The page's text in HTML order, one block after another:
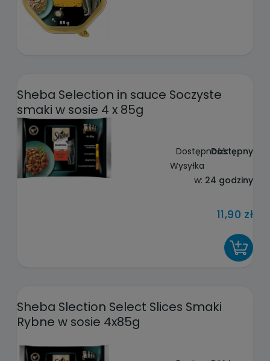
Sheba Selection in sauce Soczyste
smaki w sosie 4 x 85g
Dostępność:Dostępny
Wysyłka
w: 24 godziny
11,90 zł
Sheba Slection Select Slices Smaki
Rybne w sosie 4x85g